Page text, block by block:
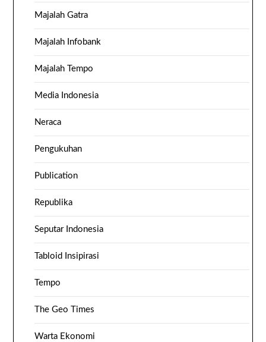
Majalah Gatra
Majalah Infobank
Majalah Tempo
Media Indonesia
Neraca
Pengukuhan
Publication
Republika
Seputar Indonesia
Tabloid Insipirasi
Tempo
The Geo Times
Warta Ekonomi